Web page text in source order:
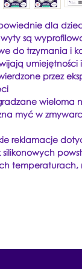
dla
są
do trzymania i
umiejętności
przez
wieloma
myć w
reklamacje
silikonowych